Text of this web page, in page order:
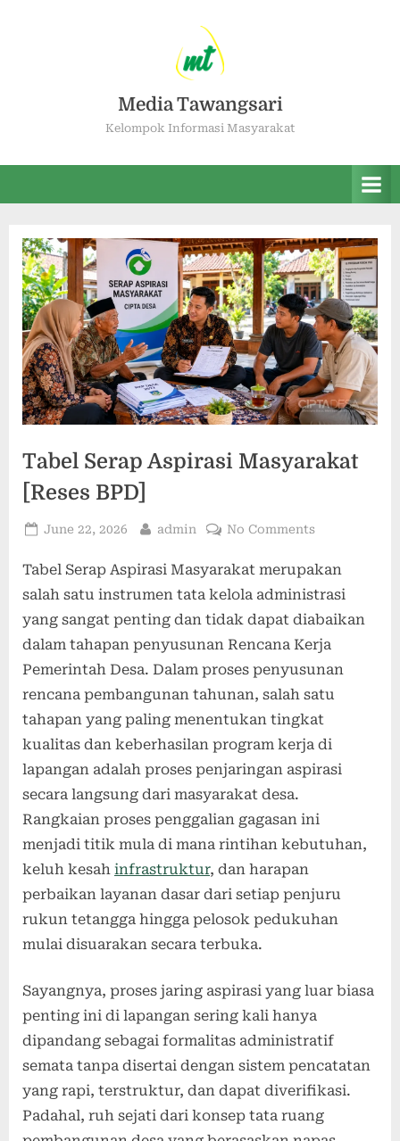
Media Tawangsari
Kelompok Informasi Masyarakat
Tabel Serap Aspirasi Masyarakat
[Reses BPD]
June 22, 2026 admin No Comments
Tabel Serap Aspirasi Masyarakat merupakan
salah satu instrumen tata kelola administrasi
yang sangat penting dan tidak dapat diabaikan
dalam tahapan penyusunan Rencana Kerja
Pemerintah Desa. Dalam proses penyusunan
rencana pembangunan tahunan, salah satu
tahapan yang paling menentukan tingkat
kualitas dan keberhasilan program kerja di
lapangan adalah proses penjaringan aspirasi
secara langsung dari masyarakat desa.
Rangkaian proses penggalian gagasan ini
menjadi titik mula di mana rintihan kebutuhan,
keluh kesah infrastruktur, dan harapan
perbaikan layanan dasar dari setiap penjuru
rukun tetangga hingga pelosok pedukuhan
mulai disuarakan secara terbuka.
Sayangnya, proses jaring aspirasi yang luar biasa
penting ini di lapangan sering kali hanya
dipandang sebagai formalitas administratif
semata tanpa disertai dengan sistem pencatatan
yang rapi, terstruktur, dan dapat diverifikasi.
Padahal, ruh sejati dari konsep tata ruang